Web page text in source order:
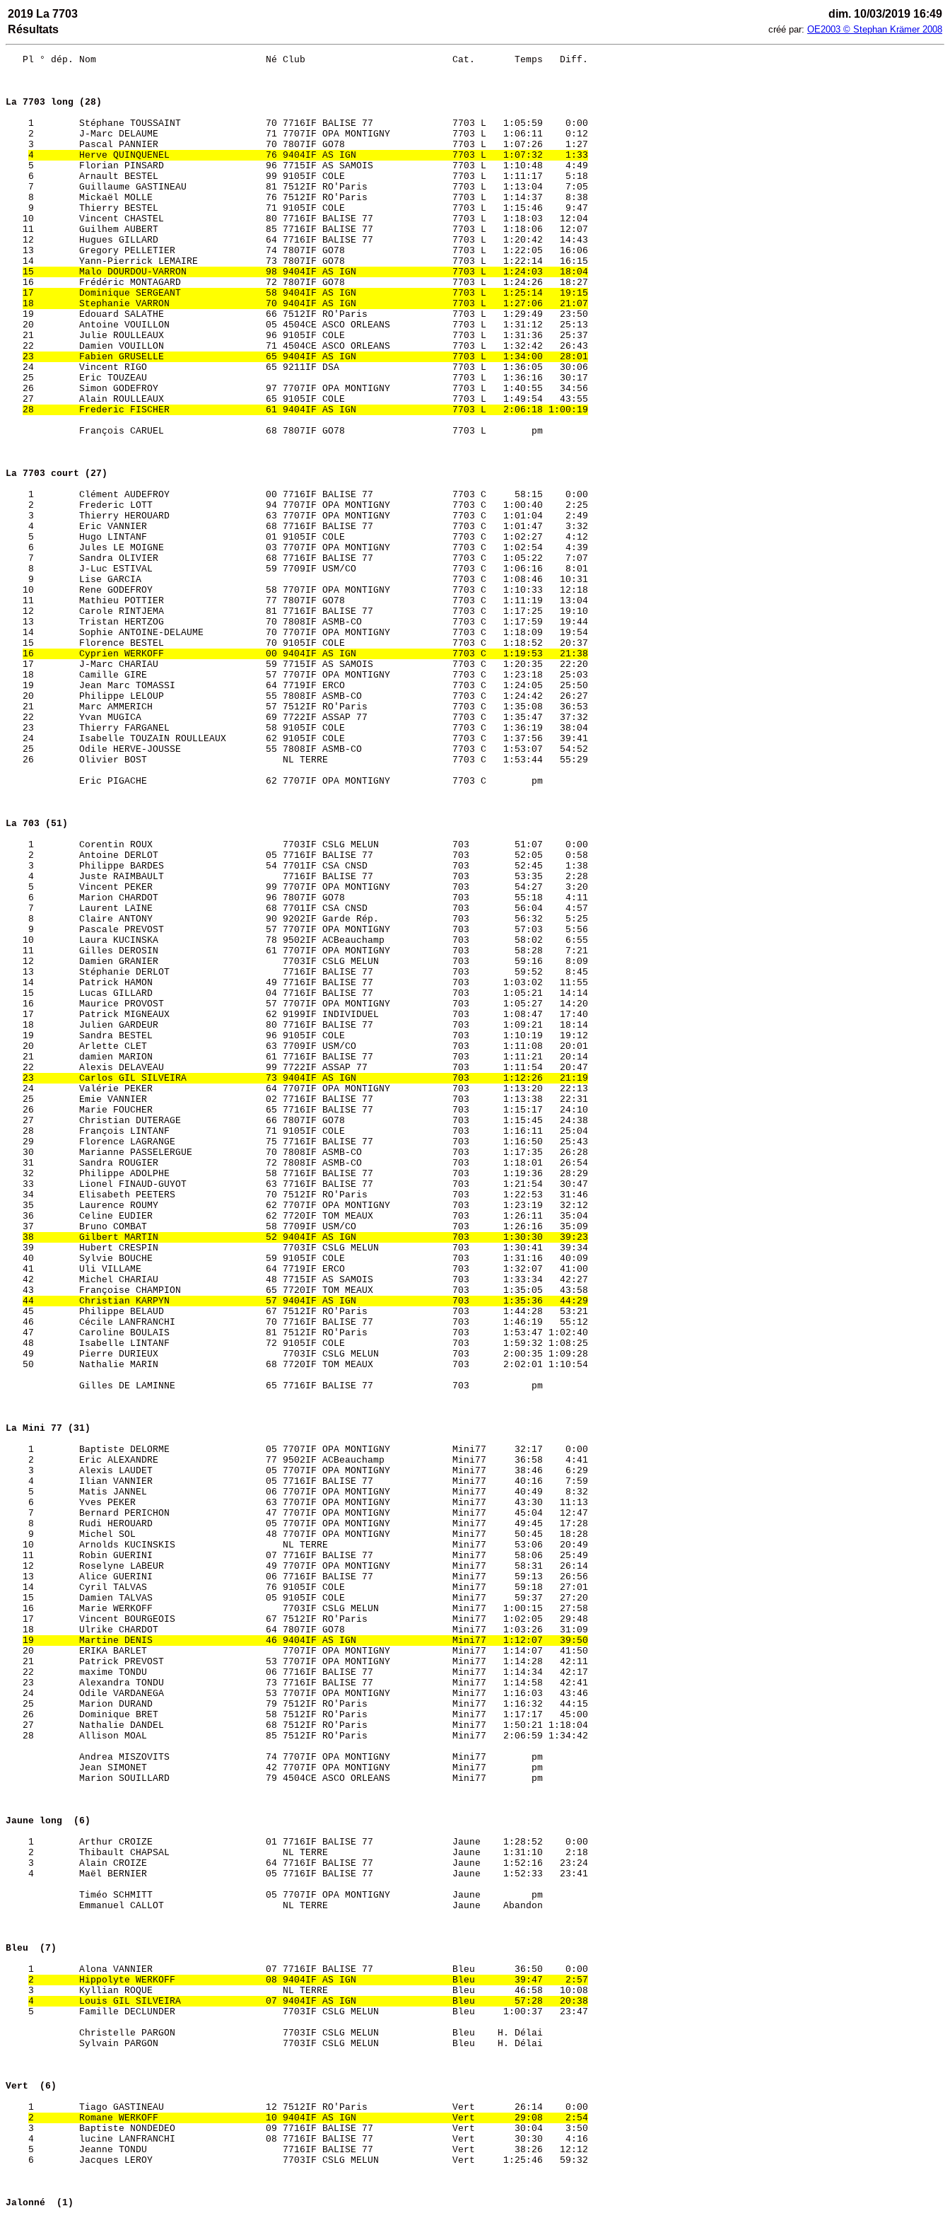
2019 La 7703
dim. 10/03/2019 16:49
Résultats
créé par: OE2003 © Stephan Krämer 2008
   Pl ° dép. Nom                              Né Club                          Cat.       Temps   Diff.
La 7703 long (28)
    1        Stéphane TOUSSAINT               70 7716IF BALISE 77              7703 L   1:05:59    0:00
    2        J-Marc DELAUME                   71 7707IF OPA MONTIGNY           7703 L   1:06:11    0:12
    3        Pascal PANNIER                   70 7807IF GO78                   7703 L   1:07:26    1:27
4        Herve QUINQUENEL                 76 9404IF AS IGN                 7703 L   1:07:32    1:33
    5        Florian PINSARD                  96 7715IF AS SAMOIS              7703 L   1:10:48    4:49
    6        Arnault BESTEL                   99 9105IF COLE                   7703 L   1:11:17    5:18
    7        Guillaume GASTINEAU              81 7512IF RO'Paris               7703 L   1:13:04    7:05
    8        Mickaël MOLLE                    76 7512IF RO'Paris               7703 L   1:14:37    8:38
    9        Thierry BESTEL                   71 9105IF COLE                   7703 L   1:15:46    9:47
   10        Vincent CHASTEL                  80 7716IF BALISE 77              7703 L   1:18:03   12:04
   11        Guilhem AUBERT                   85 7716IF BALISE 77              7703 L   1:18:06   12:07
   12        Hugues GILLARD                   64 7716IF BALISE 77              7703 L   1:20:42   14:43
   13        Gregory PELLETIER                74 7807IF GO78                   7703 L   1:22:05   16:06
   14        Yann-Pierrick LEMAIRE            73 7807IF GO78                   7703 L   1:22:14   16:15
15        Malo DOURDOU-VARRON              98 9404IF AS IGN                 7703 L   1:24:03   18:04
   16        Frédéric MONTAGARD               72 7807IF GO78                   7703 L   1:24:26   18:27
17        Dominique SERGEANT               58 9404IF AS IGN                 7703 L   1:25:14   19:15
18        Stephanie VARRON                 70 9404IF AS IGN                 7703 L   1:27:06   21:07
   19        Edouard SALATHE                  66 7512IF RO'Paris               7703 L   1:29:49   23:50
   20        Antoine VOUILLON                 05 4504CE ASCO ORLEANS           7703 L   1:31:12   25:13
   21        Julie ROULLEAUX                  96 9105IF COLE                   7703 L   1:31:36   25:37
   22        Damien VOUILLON                  71 4504CE ASCO ORLEANS           7703 L   1:32:42   26:43
23        Fabien GRUSELLE                  65 9404IF AS IGN                 7703 L   1:34:00   28:01
   24        Vincent RIGO                     65 9211IF DSA                    7703 L   1:36:05   30:06
   25        Eric TOUZEAU                                                      7703 L   1:36:16   30:17
   26        Simon GODEFROY                   97 7707IF OPA MONTIGNY           7703 L   1:40:55   34:56
   27        Alain ROULLEAUX                  65 9105IF COLE                   7703 L   1:49:54   43:55
28        Frederic FISCHER                 61 9404IF AS IGN                 7703 L   2:06:18 1:00:19
             François CARUEL                  68 7807IF GO78                   7703 L        pm
La 7703 court (27)
    1        Clément AUDEFROY                 00 7716IF BALISE 77              7703 C     58:15    0:00
    2        Frederic LOTT                    94 7707IF OPA MONTIGNY           7703 C   1:00:40    2:25
    3        Thierry HEROUARD                 63 7707IF OPA MONTIGNY           7703 C   1:01:04    2:49
    4        Eric VANNIER                     68 7716IF BALISE 77              7703 C   1:01:47    3:32
    5        Hugo LINTANF                     01 9105IF COLE                   7703 C   1:02:27    4:12
    6        Jules LE MOIGNE                  03 7707IF OPA MONTIGNY           7703 C   1:02:54    4:39
    7        Sandra OLIVIER                   68 7716IF BALISE 77              7703 C   1:05:22    7:07
    8        J-Luc ESTIVAL                    59 7709IF USM/CO                 7703 C   1:06:16    8:01
    9        Lise GARCIA                                                       7703 C   1:08:46   10:31
   10        Rene GODEFROY                    58 7707IF OPA MONTIGNY           7703 C   1:10:33   12:18
   11        Mathieu POTTIER                  77 7807IF GO78                   7703 C   1:11:19   13:04
   12        Carole RINTJEMA                  81 7716IF BALISE 77              7703 C   1:17:25   19:10
   13        Tristan HERTZOG                  70 7808IF ASMB-CO                7703 C   1:17:59   19:44
   14        Sophie ANTOINE-DELAUME           70 7707IF OPA MONTIGNY           7703 C   1:18:09   19:54
   15        Florence BESTEL                  70 9105IF COLE                   7703 C   1:18:52   20:37
16        Cyprien WERKOFF                  00 9404IF AS IGN                 7703 C   1:19:53   21:38
   17        J-Marc CHARIAU                   59 7715IF AS SAMOIS              7703 C   1:20:35   22:20
   18        Camille GIRE                     57 7707IF OPA MONTIGNY           7703 C   1:23:18   25:03
   19        Jean Marc TOMASSI                64 7719IF ERCO                   7703 C   1:24:05   25:50
   20        Philippe LELOUP                  55 7808IF ASMB-CO                7703 C   1:24:42   26:27
   21        Marc AMMERICH                    57 7512IF RO'Paris               7703 C   1:35:08   36:53
   22        Yvan MUGICA                      69 7722IF ASSAP 77               7703 C   1:35:47   37:32
   23        Thierry FARGANEL                 58 9105IF COLE                   7703 C   1:36:19   38:04
   24        Isabelle TOUZAIN ROULLEAUX       62 9105IF COLE                   7703 C   1:37:56   39:41
   25        Odile HERVE-JOUSSE               55 7808IF ASMB-CO                7703 C   1:53:07   54:52
   26        Olivier BOST                        NL TERRE                      7703 C   1:53:44   55:29
             Eric PIGACHE                     62 7707IF OPA MONTIGNY           7703 C        pm
La 703 (51)
    1        Corentin ROUX                       7703IF CSLG MELUN             703        51:07    0:00
    2        Antoine DERLOT                   05 7716IF BALISE 77              703        52:05    0:58
    3        Philippe BARDES                  54 7701IF CSA CNSD               703        52:45    1:38
    4        Juste RAIMBAULT                     7716IF BALISE 77              703        53:35    2:28
    5        Vincent PEKER                    99 7707IF OPA MONTIGNY           703        54:27    3:20
    6        Marion CHARDOT                   96 7807IF GO78                   703        55:18    4:11
    7        Laurent LAINE                    68 7701IF CSA CNSD               703        56:04    4:57
    8        Claire ANTONY                    90 9202IF Garde Rép.             703        56:32    5:25
    9        Pascale PREVOST                  57 7707IF OPA MONTIGNY           703        57:03    5:56
   10        Laura KUCINSKA                   78 9502IF ACBeauchamp            703        58:02    6:55
   11        Gilles DEROSIN                   61 7707IF OPA MONTIGNY           703        58:28    7:21
   12        Damien GRANIER                      7703IF CSLG MELUN             703        59:16    8:09
   13        Stéphanie DERLOT                    7716IF BALISE 77              703        59:52    8:45
   14        Patrick HAMON                    49 7716IF BALISE 77              703      1:03:02   11:55
   15        Lucas GILLARD                    04 7716IF BALISE 77              703      1:05:21   14:14
   16        Maurice PROVOST                  57 7707IF OPA MONTIGNY           703      1:05:27   14:20
   17        Patrick MIGNEAUX                 62 9199IF INDIVIDUEL             703      1:08:47   17:40
   18        Julien GARDEUR                   80 7716IF BALISE 77              703      1:09:21   18:14
   19        Sandra BESTEL                    96 9105IF COLE                   703      1:10:19   19:12
   20        Arlette CLET                     63 7709IF USM/CO                 703      1:11:08   20:01
   21        damien MARION                    61 7716IF BALISE 77              703      1:11:21   20:14
   22        Alexis DELAVEAU                  99 7722IF ASSAP 77               703      1:11:54   20:47
23        Carlos GIL SILVEIRA              73 9404IF AS IGN                 703      1:12:26   21:19
   24        Valérie PEKER                    64 7707IF OPA MONTIGNY           703      1:13:20   22:13
   25        Emie VANNIER                     02 7716IF BALISE 77              703      1:13:38   22:31
   26        Marie FOUCHER                    65 7716IF BALISE 77              703      1:15:17   24:10
   27        Christian DUTERAGE               66 7807IF GO78                   703      1:15:45   24:38
   28        François LINTANF                 71 9105IF COLE                   703      1:16:11   25:04
   29        Florence LAGRANGE                75 7716IF BALISE 77              703      1:16:50   25:43
   30        Marianne PASSELERGUE             70 7808IF ASMB-CO                703      1:17:35   26:28
   31        Sandra ROUGIER                   72 7808IF ASMB-CO                703      1:18:01   26:54
   32        Philippe ADOLPHE                 58 7716IF BALISE 77              703      1:19:36   28:29
   33        Lionel FINAUD-GUYOT              63 7716IF BALISE 77              703      1:21:54   30:47
   34        Elisabeth PEETERS                70 7512IF RO'Paris               703      1:22:53   31:46
   35        Laurence ROUMY                   62 7707IF OPA MONTIGNY           703      1:23:19   32:12
   36        Celine EUDIER                    62 7720IF TOM MEAUX              703      1:26:11   35:04
   37        Bruno COMBAT                     58 7709IF USM/CO                 703      1:26:16   35:09
38        Gilbert MARTIN                   52 9404IF AS IGN                 703      1:30:30   39:23
   39        Hubert CRESPIN                      7703IF CSLG MELUN             703      1:30:41   39:34
   40        Sylvie BOUCHE                    59 9105IF COLE                   703      1:31:16   40:09
   41        Uli VILLAME                      64 7719IF ERCO                   703      1:32:07   41:00
   42        Michel CHARIAU                   48 7715IF AS SAMOIS              703      1:33:34   42:27
   43        Françoise CHAMPION               65 7720IF TOM MEAUX              703      1:35:05   43:58
44        Christian KARPYN                 57 9404IF AS IGN                 703      1:35:36   44:29
   45        Philippe BELAUD                  67 7512IF RO'Paris               703      1:44:28   53:21
   46        Cécile LANFRANCHI                70 7716IF BALISE 77              703      1:46:19   55:12
   47        Caroline BOULAIS                 81 7512IF RO'Paris               703      1:53:47 1:02:40
   48        Isabelle LINTANF                 72 9105IF COLE                   703      1:59:32 1:08:25
   49        Pierre DURIEUX                      7703IF CSLG MELUN             703      2:00:35 1:09:28
   50        Nathalie MARIN                   68 7720IF TOM MEAUX              703      2:02:01 1:10:54
             Gilles DE LAMINNE                65 7716IF BALISE 77              703           pm
La Mini 77 (31)
    1        Baptiste DELORME                 05 7707IF OPA MONTIGNY           Mini77     32:17    0:00
    2        Eric ALEXANDRE                   77 9502IF ACBeauchamp            Mini77     36:58    4:41
    3        Alexis LAUDET                    05 7707IF OPA MONTIGNY           Mini77     38:46    6:29
    4        Ilian VANNIER                    05 7716IF BALISE 77              Mini77     40:16    7:59
    5        Matis JANNEL                     06 7707IF OPA MONTIGNY           Mini77     40:49    8:32
    6        Yves PEKER                       63 7707IF OPA MONTIGNY           Mini77     43:30   11:13
    7        Bernard PERICHON                 47 7707IF OPA MONTIGNY           Mini77     45:04   12:47
    8        Rudi HEROUARD                    05 7707IF OPA MONTIGNY           Mini77     49:45   17:28
    9        Michel SOL                       48 7707IF OPA MONTIGNY           Mini77     50:45   18:28
   10        Arnolds KUCINSKIS                   NL TERRE                      Mini77     53:06   20:49
   11        Robin GUERINI                    07 7716IF BALISE 77              Mini77     58:06   25:49
   12        Roselyne LABEUR                  49 7707IF OPA MONTIGNY           Mini77     58:31   26:14
   13        Alice GUERINI                    06 7716IF BALISE 77              Mini77     59:13   26:56
   14        Cyril TALVAS                     76 9105IF COLE                   Mini77     59:18   27:01
   15        Damien TALVAS                    05 9105IF COLE                   Mini77     59:37   27:20
   16        Marie WERKOFF                       7703IF CSLG MELUN             Mini77   1:00:15   27:58
   17        Vincent BOURGEOIS                67 7512IF RO'Paris               Mini77   1:02:05   29:48
   18        Ulrike CHARDOT                   64 7807IF GO78                   Mini77   1:03:26   31:09
19        Martine DENIS                    46 9404IF AS IGN                 Mini77   1:12:07   39:50
   20        ERIKA BARLET                        7707IF OPA MONTIGNY           Mini77   1:14:07   41:50
   21        Patrick PREVOST                  53 7707IF OPA MONTIGNY           Mini77   1:14:28   42:11
   22        maxime TONDU                     06 7716IF BALISE 77              Mini77   1:14:34   42:17
   23        Alexandra TONDU                  73 7716IF BALISE 77              Mini77   1:14:58   42:41
   24        Odile VARDANEGA                  53 7707IF OPA MONTIGNY           Mini77   1:16:03   43:46
   25        Marion DURAND                    79 7512IF RO'Paris               Mini77   1:16:32   44:15
   26        Dominique BRET                   58 7512IF RO'Paris               Mini77   1:17:17   45:00
   27        Nathalie DANDEL                  68 7512IF RO'Paris               Mini77   1:50:21 1:18:04
   28        Allison MOAL                     85 7512IF RO'Paris               Mini77   2:06:59 1:34:42
             Andrea MISZOVITS                 74 7707IF OPA MONTIGNY           Mini77        pm
             Jean SIMONET                     42 7707IF OPA MONTIGNY           Mini77        pm
             Marion SOUILLARD                 79 4504CE ASCO ORLEANS           Mini77        pm
Jaune long  (6)
    1        Arthur CROIZE                    01 7716IF BALISE 77              Jaune    1:28:52    0:00
    2        Thibault CHAPSAL                    NL TERRE                      Jaune    1:31:10    2:18
    3        Alain CROIZE                     64 7716IF BALISE 77              Jaune    1:52:16   23:24
    4        Maël BERNIER                     05 7716IF BALISE 77              Jaune    1:52:33   23:41
             Timéo SCHMITT                    05 7707IF OPA MONTIGNY           Jaune         pm
             Emmanuel CALLOT                     NL TERRE                      Jaune    Abandon
Bleu  (7)
    1        Alona VANNIER                    07 7716IF BALISE 77              Bleu       36:50    0:00
2        Hippolyte WERKOFF                08 9404IF AS IGN                 Bleu       39:47    2:57
    3        Kyllian ROQUE                       NL TERRE                      Bleu       46:58   10:08
4        Louis GIL SILVEIRA               07 9404IF AS IGN                 Bleu       57:28   20:38
    5        Famille DECLUNDER                   7703IF CSLG MELUN             Bleu     1:00:37   23:47
             Christelle PARGON                   7703IF CSLG MELUN             Bleu    H. Délai
             Sylvain PARGON                      7703IF CSLG MELUN             Bleu    H. Délai
Vert  (6)
    1        Tiago GASTINEAU                  12 7512IF RO'Paris               Vert       26:14    0:00
2        Romane WERKOFF                   10 9404IF AS IGN                 Vert       29:08    2:54
    3        Baptiste NONDEDEO                09 7716IF BALISE 77              Vert       30:04    3:50
    4        lucine LANFRANCHI                08 7716IF BALISE 77              Vert       30:30    4:16
    5        Jeanne TONDU                        7716IF BALISE 77              Vert       38:26   12:12
    6        Jacques LEROY                       7703IF CSLG MELUN             Vert     1:25:46   59:32
Jalonné  (1)